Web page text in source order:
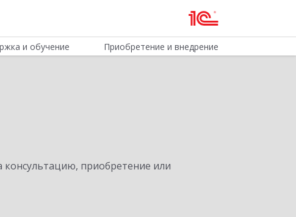
и обучение Приобретение и внедрение
приобретение или